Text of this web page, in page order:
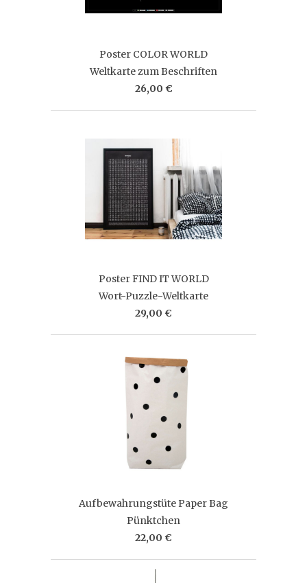
Poster COLOR WORLD
Weltkarte zum Beschriften
26,00 €
Poster FIND IT WORLD
Wort-Puzzle-Weltkarte
29,00 €
Aufbewahrungstüte Paper Bag
Pünktchen
22,00 €